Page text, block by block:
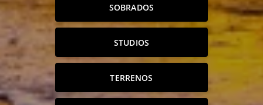
SOBRADOS
STUDIOS
TERRENOS